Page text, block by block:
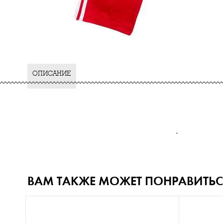
ОПИСАНИЕ
-
ВАМ ТАКЖЕ МОЖЕТ